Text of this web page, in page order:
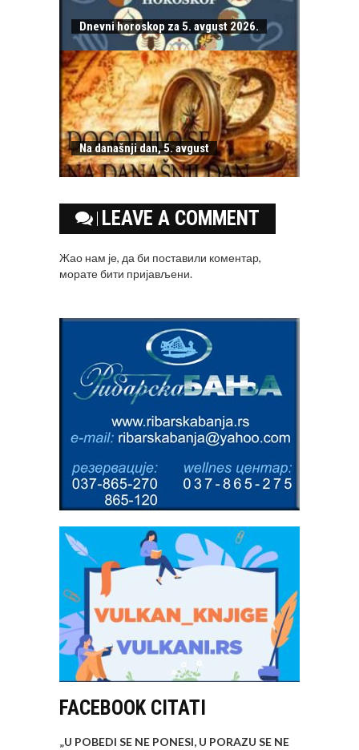
Dnevni horoskop za 5. avgust 2026.
Na današnji dan, 5. avgust
LEAVE A COMMENT
Жао нам је, да би поставили коментар,
моратебити пријављени.
FACEBOOK CITATI
„U POBEDI SE NE PONESI, U PORAZU SE NE